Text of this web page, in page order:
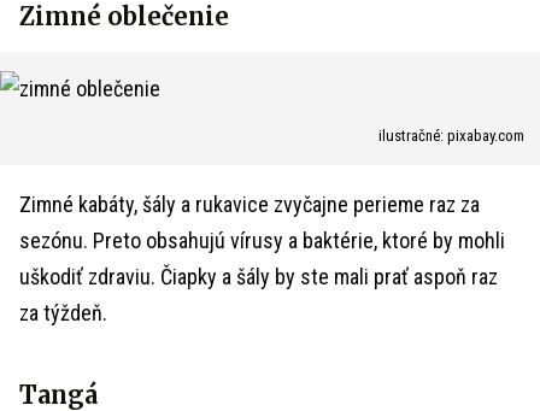
Zimné oblečenie
ilustračné: pixabay.com
Zimné kabáty, šály a rukavice zvyčajne perieme raz za
sezónu. Preto obsahujú vírusy a baktérie, ktoré by mohli
uškodiť zdraviu. Čiapky a šály by ste mali prať aspoň raz
za týždeň.
Tangá